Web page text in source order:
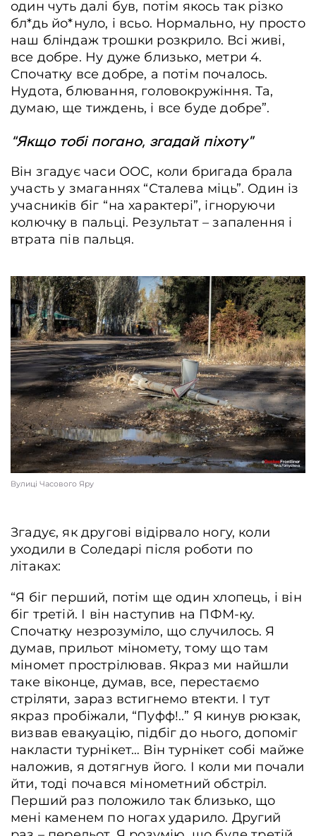
один чуть далі був, потім якось так різко
бл*дь йо*нуло, і всьо. Нормально, ну просто
наш бліндаж трошки розкрило. Всі живі,
все добре. Ну дуже близько, метри 4.
Спочатку все добре, а потім почалось.
Нудота, блювання, головокружіння. Та,
думаю, ще тиждень, і все буде добре”.
“Якщо тобі погано, згадай піхоту”
Він згадує часи ООС, коли бригада брала
участь у змаганнях “Сталева міць”. Один із
учасників біг “на характері”, ігноруючи
колючку в пальці. Результат – запалення і
втрата пів пальця.
Вулиці Часового Яру
Згадує, як другові відірвало ногу, коли
уходили в Соледарі після роботи по
літаках:
“Я біг перший, потім ще один хлопець, і він
біг третій. І він наступив на ПФМ-ку.
Спочатку незрозуміло, що случилось. Я
думав, прильот міномету, тому що там
міномет прострілював. Якраз ми найшли
таке віконце, думав, все, перестаємо
стріляти, зараз встигнемо втекти. І тут
якраз пробіжали, “Пуфф!..” Я кинув рюкзак,
визвав евакуацію, підбіг до нього, допоміг
накласти турнікет… Він турнікет собі майже
наложив, я дотягнув його. І коли ми почали
йти, тоді почався мінометний обстріл.
Перший раз положило так близько, що
мені каменем по ногах ударило. Другий